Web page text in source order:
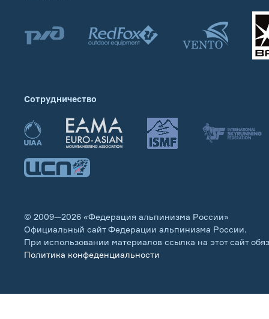
Сотрудничество
© 2009—2026 «Федерация альпинизма России»
Официальный сайт Федерации альпинизма России.
При использовании материалов ссылка на этот сайт
Политика конфеденциальности